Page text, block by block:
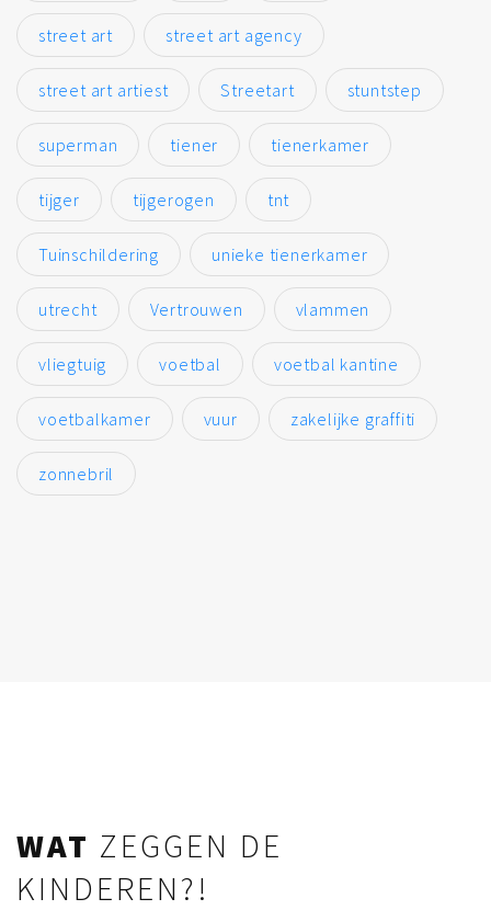
street art street art agency
street art artiest Streetart stuntstep
superman tiener tienerkamer
tijger tijgerogen tnt
Tuinschildering unieke tienerkamer
utrecht Vertrouwen vlammen
vliegtuig voetbal voetbal kantine
voetbalkamer vuur zakelijke graffiti
zonnebril
WAT ZEGGEN DE
KINDEREN?!